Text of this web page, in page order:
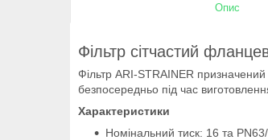
Опис
Фільтр сітчастий
Фільтр ARI-STRAINER
безпосередньо під час
Характеристики
Номінальний тиск: 16 та